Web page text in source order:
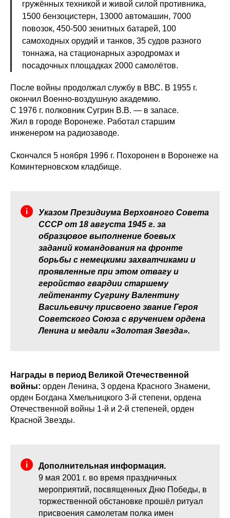
гружённых техникой и живой силой противника,
1500 бензоцистерн, 13000 автомашин, 7000
повозок, 450-500 зенитных батарей, 100
самоходных орудий и танков, 35 судов разного
тоннажа, на стационарных аэродромах и
посадочных площадках 2000 самолётов.
После войны продолжал службу в ВВС. В 1955 г.
окончил Военно-воздушную академию.
С 1976 г. полковник Сугрин В.В. — в запасе.
Жил в городе Воронеже. Работал старшим
инженером на радиозаводе.
Скончался 5 ноября 1996 г. Похоронен в Воронеже на
Коминтерновском кладбище.
Указом Президиума Верховного Совета
СССР от 18 августа 1945 г. за
образцовое выполнение боевых
заданий командования на фронте
борьбы с немецкими захватчиками и
проявленные при этом отвагу и
геройство гвардии старшему
лейтенанту Сугрину Валентину
Васильевичу присвоено звание Героя
Советского Союза с вручением ордена
Ленина и медали «Золотая Звезда».
Награды в период Великой Отечественной
войны: орден Ленина, 3 ордена Красного Знамени,
орден Богдана Хмельницкого 3-й степени, ордена
Отечественной войны 1-й и 2-й степеней, орден
Красной Звезды.
Дополнительная информация.
9 мая 2001 г. во время праздничных
мероприятий, посвященных Дню Победы, в
торжественной обстановке прошёл ритуал
присвоения самолетам полка имен